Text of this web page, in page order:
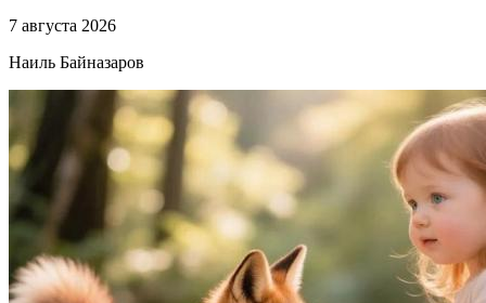
7 августа 2026
Наиль Байназаров